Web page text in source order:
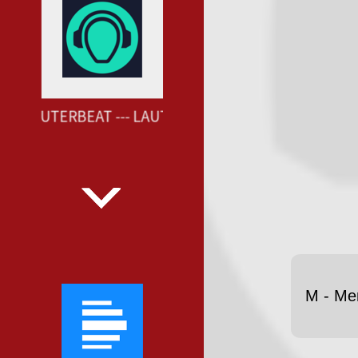
--- LAUT.FM ERSGUTERBEAT ---
M -